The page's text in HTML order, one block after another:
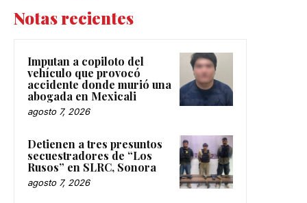
Notas recientes
Imputan a copiloto del
vehículo que provocó
accidente donde murió una
abogada en Mexicali
agosto 7, 2026
Detienen a tres presuntos
secuestradores de “Los
Rusos” en SLRC, Sonora
agosto 7, 2026